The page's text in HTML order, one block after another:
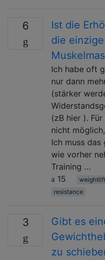
6
Ist die
die
Ich habe oft
nur dann
(stärker
(zB hier ).
nicht
Ich muss
wie vorher
Training …
15
resistance
3
Gibt es
zu